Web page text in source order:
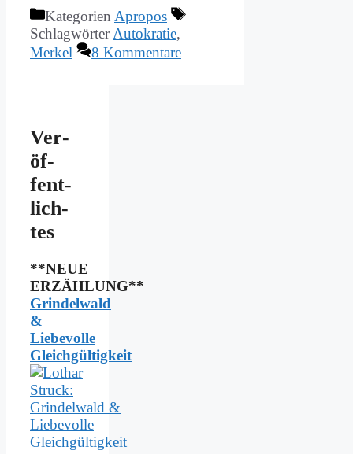
Kategorien Apropos
SchlagwörterAutokratie,
Merkel
8 Kommentare
Ver­
öf­
fent­
lich­
tes
**NEUE
ERZÄHLUNG**
Grindelwald
&
Liebevolle
Gleichgültigkeit